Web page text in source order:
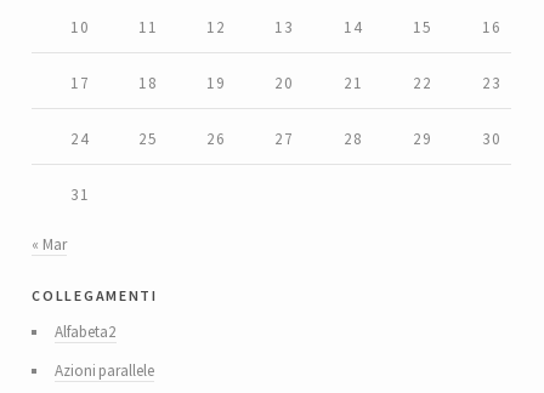
10 11 12 13 14 15 16
17 18 19 20 21 22 23
24 25 26 27 28 29 30
31
« Mar
collegamenti
Alfabeta2
Azioni parallele